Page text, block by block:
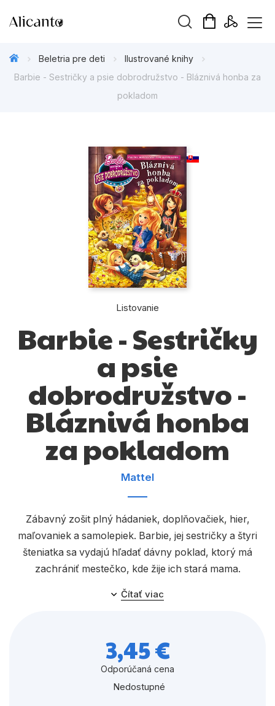
Beletria pre dospelých
Darčekové publikácie
Doplnkový sortiment
Kalendáre, diáre
Poézia
Populárno - náučné pre deti
Výchova a pedagogika
Young adult
Zdravie a životný štýl
Beletria pre deti
Ilustrované knihy
Barbie - Sestričky a psie dobrodružstvo - Bláznivá honba za
pokladom
Listovanie
Barbie - Sestričky
a psie
dobrodružstvo -
Bláznivá honba
za pokladom
Mattel
Zábavný zošit plný hádaniek, doplňovačiek, hier,
maľovaniek a samolepiek. Barbie, jej sestričky a štyri
šteniatka sa vydajú hľadať dávny poklad, ktorý má
zachrániť mestečko, kde žije ich stará mama.
Čítať viac
3,45 €
Odporúčaná cena
Nedostupné